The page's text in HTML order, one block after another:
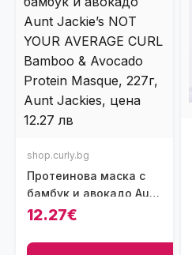
shop.curly.bg
Протеинова маска с
бамбук и авокадо Aunt
Jackie’s NOT YOUR
& Avocado Protein
12.27€